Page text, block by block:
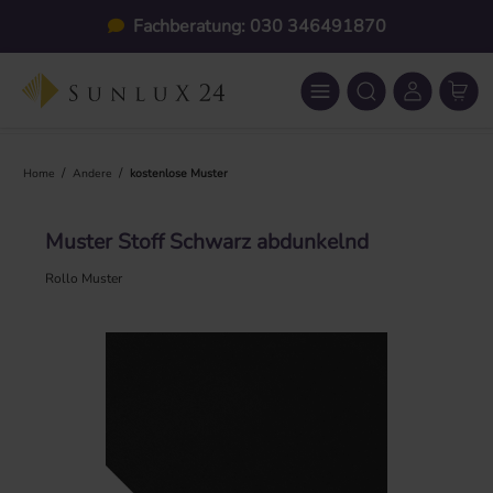
Zum Hauptinhalt springenFachberatung: 030 346491870
Home / Andere / kostenlose Muster
Muster Stoff Schwarz abdunkelnd
Rollo Muster